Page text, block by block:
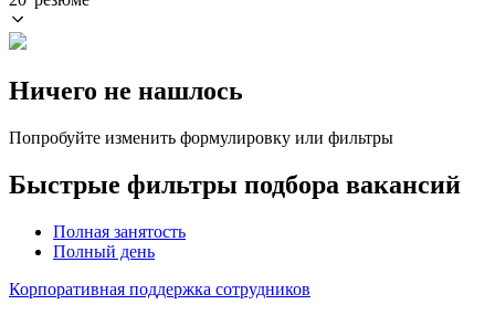
Ничего не нашлось
Попробуйте изменить формулировку или фильтры
Быстрые фильтры подбора вакансий
Полная занятость
Полный день
Корпоративная поддержка сотрудников